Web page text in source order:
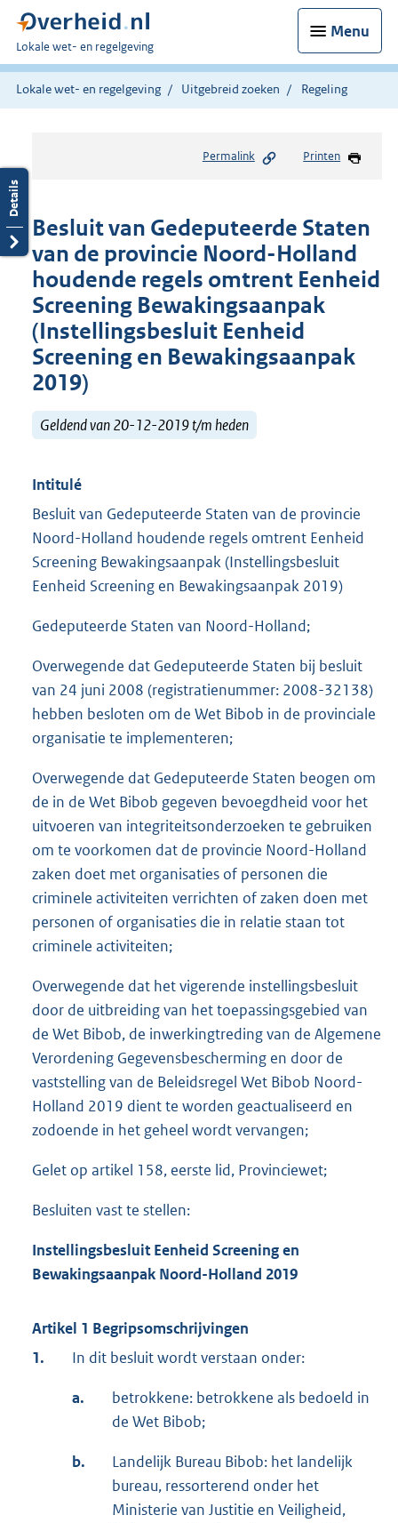
Menu
U
bent
hier:
Lokale wet- en regelgeving
Lokale wet- en regelgeving Uitgebreid zoeken Regeling
Permalink Printen
Besluit van Gedeputeerde Staten
van de provincie Noord-Holland
houdende regels omtrent Eenheid
Screening Bewakingsaanpak
(Instellingsbesluit Eenheid
Screening en Bewakingsaanpak
2019)
Geldend van 20-12-2019 t/m heden
Intitulé
Besluit van Gedeputeerde Staten van de provincie
Noord-Holland houdende regels omtrent Eenheid
Screening Bewakingsaanpak (Instellingsbesluit
Eenheid Screening en Bewakingsaanpak 2019)
Gedeputeerde Staten van Noord-Holland;
Overwegende dat Gedeputeerde Staten bij besluit
van 24 juni 2008 (registratienummer: 2008-32138)
hebben besloten om de Wet Bibob in de provinciale
organisatie te implementeren;
Overwegende dat Gedeputeerde Staten beogen om
de in de Wet Bibob gegeven bevoegdheid voor het
uitvoeren van integriteitsonderzoeken te gebruiken
om te voorkomen dat de provincie Noord-Holland
zaken doet met organisaties of personen die
criminele activiteiten verrichten of zaken doen met
personen of organisaties die in relatie staan tot
criminele activiteiten;
Overwegende dat het vigerende instellingsbesluit
door de uitbreiding van het toepassingsgebied van
de Wet Bibob, de inwerkingtreding van de Algemene
Verordening Gegevensbescherming en door de
vaststelling van de Beleidsregel Wet Bibob Noord-
Holland 2019 dient te worden geactualiseerd en
zodoende in het geheel wordt vervangen;
Gelet op artikel 158, eerste lid, Provinciewet;
Besluiten vast te stellen:
Instellingsbesluit Eenheid Screening en
Bewakingsaanpak Noord-Holland 2019
Artikel 1 Begripsomschrijvingen
1.
In dit besluit wordt verstaan onder:
a.
betrokkene: betrokkene als bedoeld in
de Wet Bibob;
b.
Landelijk Bureau Bibob: het landelijk
bureau, ressorterend onder het
Ministerie van Justitie en Veiligheid,